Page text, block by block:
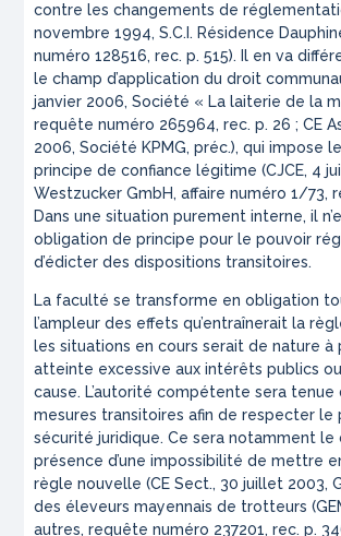
contre les changements de
novembre 1994, S.C.I. Résidence
numéro 128516, rec. p. 515). Il en va
le champ d’application du droit
janvier 2006, Société « La laiterie de la
requête numéro 265964, rec. p. 26 ; CE
2006, Société KPMG, préc.), qui impose
principe de confiance légitime (CJCE, 4
Westzucker GmbH, affaire numéro 1/73,
Dans une situation purement interne, il
obligation de principe pour le pouvoir
d’édicter des dispositions transitoires.
La faculté se transforme en obligation
l’ampleur des effets qu’entraînerait la
les situations en cours serait de nature à
atteinte excessive aux intérêts publics
cause. L’autorité compétente sera tenue
mesures transitoires afin de respecter le
sécurité juridique. Ce sera notamment le
présence d’une impossibilité de mettre
règle nouvelle (CE Sect., 30 juillet 2003,
des éleveurs mayennais de trotteurs
autres, requête numéro 237201, rec. p.